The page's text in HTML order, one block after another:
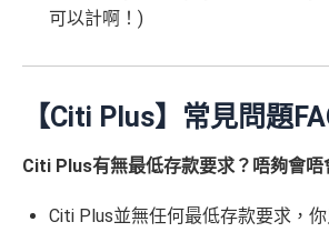
可以計啊！)
【Citi Plus】常見問題
Citi Plus有無最低存款要求？唔夠會唔
Citi Plus並無任何最低存款要求，